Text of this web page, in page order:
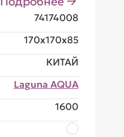
74174008
170x170x85
КИТАЙ
Laguna AQUA
1600